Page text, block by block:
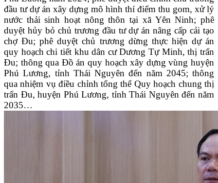
đầu tư dự án xây dựng mô hình thí điểm thu gom, xử lý
nước thải sinh hoạt nông thôn tại xã Yên Ninh; phê
duyệt hủy bỏ chủ trương đầu tư dự án nâng cấp cải tạo
chợ Đu; phê duyệt chủ trương dừng thực hiện dự án
quy hoạch chi tiết khu dân cư Dương Tự Minh, thị trấn
Đu; thông qua Đồ án quy hoạch xây dựng vùng huyện
Phú Lương, tỉnh Thái Nguyên đến năm 2045; thông
qua nhiệm vụ điều chỉnh tổng thể Quy hoạch chung thị
trấn Đu, huyện Phú Lương, tỉnh Thái Nguyên đến năm
2035…